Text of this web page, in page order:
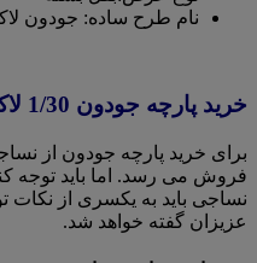
نام طرح ساده: جودون لاکرا
خرید پارچه جودون 1/30 لاکرا یاسی از نوریس
برای خرید پارچه جودون از
فروش می رسد. اما باید توجه
نساجی باید به یکسری از نکات
عزیزان گفته خواهد شد.